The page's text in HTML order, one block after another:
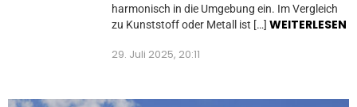
harmonisch in die Umgebung ein. Im Vergleich
zu Kunststoff oder Metall ist […] WEITERLESEN
29. Juli 2025, 20:11